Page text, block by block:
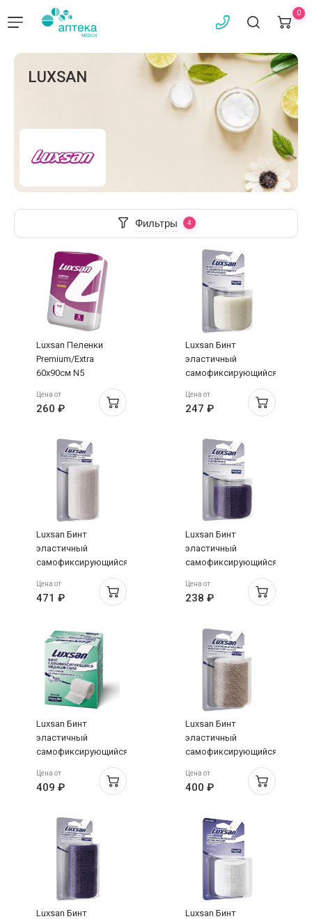
0
LUXSAN
Фильтры
Luxsan Пеленки
Premium/Extra
60х90см N5
Цена от
260 ₽
Luxsan Бинт
эластичный
самофиксирующийся
полипропиленовой
основе 4см х 4м
Цена от
247 ₽
Luxsan Бинт
эластичный
самофиксирующийся
полипропиленовой
основе 10см х 4м
Цена от
471 ₽
Luxsan Бинт
эластичный
самофиксирующийся
полипропиленовой
основе 4см х 4м
Цена от
238 ₽
Luxsan Бинт
эластичный
самофиксирующийся
основе 6см х 4м
белый
Цена от
409 ₽
Luxsan Бинт
эластичный
самофиксирующийся
полипропиленовой
основе 8см х 4м
Цена от
400 ₽
Luxsan Бинт
Luxsan Бинт